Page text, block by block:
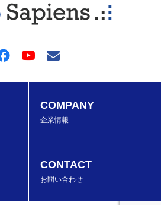
COMPANY
企業情報
CONTACT
お問い合わせ